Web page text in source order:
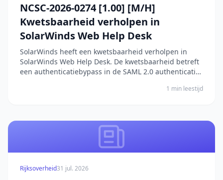
NCSC-2026-0274 [1.00] [M/H]
Kwetsbaarheid verholpen in
SolarWinds Web Help Desk
SolarWinds heeft een kwetsbaarheid verholpen in
SolarWinds Web Help Desk. De kwetsbaarheid betreft
een authenticatiebypass in de SAML 2.0 authenticatie
treedt op in systemen waarbij SAML-authenticatie is
1 min leestijd
Rijksoverheid31 jul. 2026